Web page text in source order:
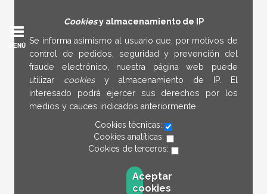
Cookiesy almacenamiento de IP
Se informa asimismo al usuario que, por motivos de
control de pedidos, seguridad y prevención del
fraude electrónico, nuestra página web puede
utilizar cookies y almacenamiento de IP. El
interesado podrá ejercer sus derechos por los
medios y cauces indicados anteriormente.
Cookies técnicas:
Cookies analíticas:
Cookies de terceros:
Aceptar
cookies
MENÚ